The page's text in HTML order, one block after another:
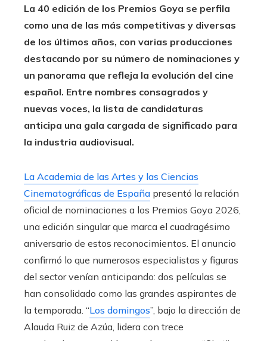
La 40 edición de los Premios Goya se perfila
como una de las más competitivas y diversas
de los últimos años, con varias producciones
destacando por su número de nominaciones y
un panorama que refleja la evolución del cine
español. Entre nombres consagrados y
nuevas voces, la lista de candidaturas
anticipa una gala cargada de significado para
la industria audiovisual.
La Academia de las Artes y las Ciencias
Cinematográficas de España presentó la relación
oficial de nominaciones a los Premios Goya 2026,
una edición singular que marca el cuadragésimo
aniversario de estos reconocimientos. El anuncio
confirmó lo que numerosos especialistas y figuras
del sector venían anticipando: dos películas se
han consolidado como las grandes aspirantes de
la temporada. “Los domingos”, bajo la dirección de
Alauda Ruiz de Azúa, lidera con trece